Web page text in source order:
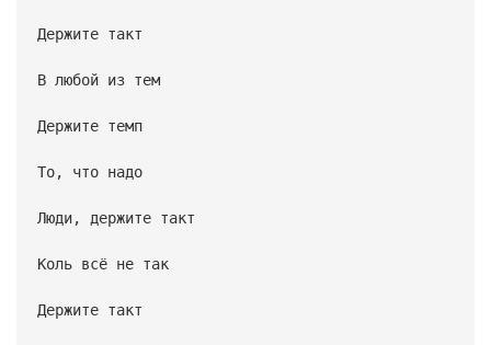
Держите такт
В любой из тем
Держите темп
То, что надо
Люди, держите такт
Коль всё не так
Держите такт